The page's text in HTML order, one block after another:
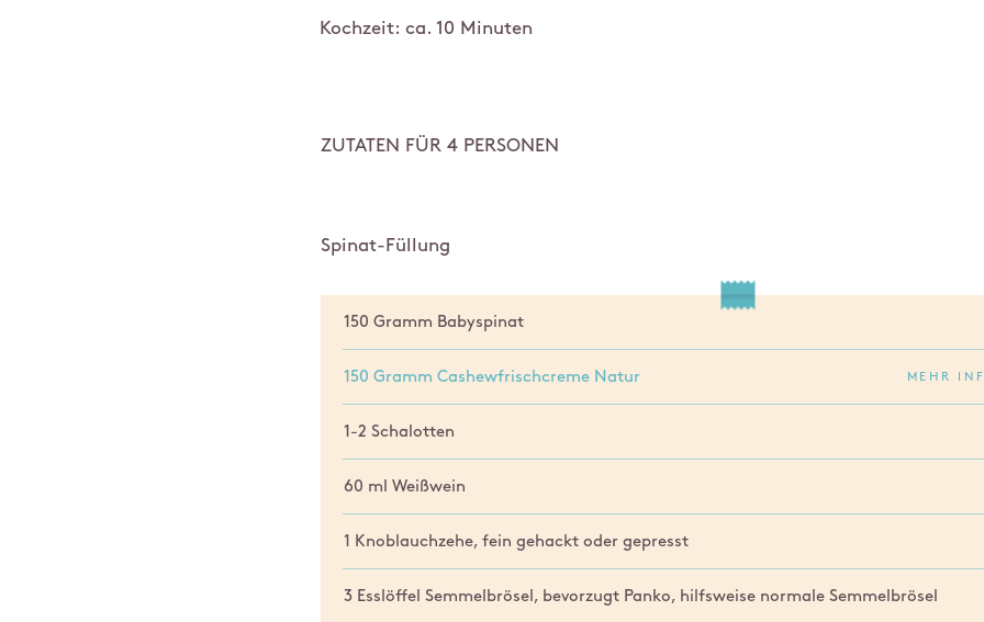
Kochzeit: ca. 10 Minuten
ZUTATEN FÜR 4 PERSONEN
Spinat-Füllung
150 Gramm Babyspinat
150 Gramm Cashewfrischcreme Natur MEHR
1-2 Schalotten
60 ml Weißwein
1 Knoblauchzehe, fein gehackt oder gepresst
3 Esslöffel Semmelbrösel, bevorzugt Panko, hilfsweise normale Semmelbrösel